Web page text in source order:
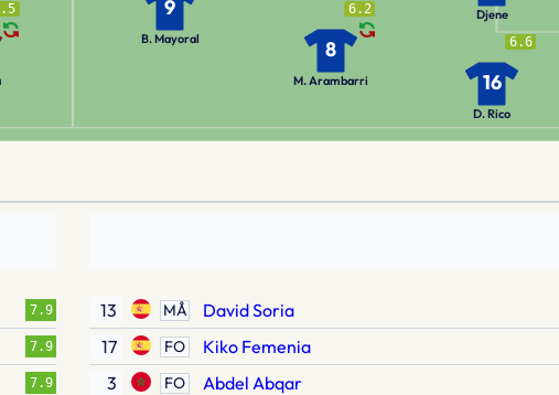
6.6
16
D. Rico
Djene
6.2
8
M. Arambarri
9
B. Mayoral
7.9
7.9
7.9
13 MÅ David Soria
17 FO Kiko Femenia
3 FO Abdel Abqar